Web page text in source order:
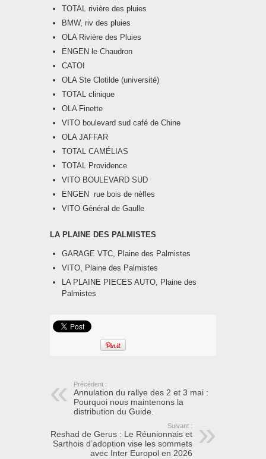
TOTAL rivière des pluies
BMW, riv des pluies
OLA Rivière des Pluies
ENGEN le Chaudron
CATOI
OLA Ste Clotilde (université)
TOTAL clinique
OLA Finette
VITO boulevard sud café de Chine
OLA JAFFAR
TOTAL CAMÉLIAS
TOTAL Providence
VITO BOULEVARD SUD
ENGEN rue bois de nèfles
VITO Général de Gaulle
LA PLAINE DES PALMISTES
GARAGE VTC, Plaine des Palmistes
VITO, Plaine des Palmistes
LA PLAINE PIECES AUTO, Plaine des
Palmistes
Précédent :
Annulation du rallye des 2 et 3 mai :
Pourquoi nous maintenons la
distribution du Guide.
Suivant :
Reshad de Gerus : Le Réunionnais et
Sarthois d’adoption vise les sommets
avec Inter Europol en 2026